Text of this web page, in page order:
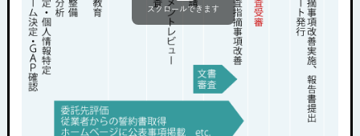
スクロールできます